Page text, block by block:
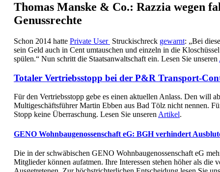
Thomas Manske & Co.: Razzia wegen
Genussrechte
Schon 2014 hatte Private User Struckischreck gewarnt: „Bei
sein Geld auch in Cent umtauschen und einzeln in die
spülen.“ Nun schritt die Staatsanwaltschaft ein. Lesen Sie unseren
Totaler Vertriebsstopp bei der P&R Transport-
Für den Vertriebsstopp gebe es einen aktuellen Anlass. Den will
Multigeschäftsführer Martin Ebben aus Bad Tölz nicht nennen.
Stopp keine Überraschung. Lesen Sie unserenArtikel.
GENO Wohnbaugenossenschaft eG: BGH verhindert
Die in der schwäbischen GENO Wohnbaugenossenschaft eG
Mitglieder können aufatmen. Ihre Interessen stehen höher als die